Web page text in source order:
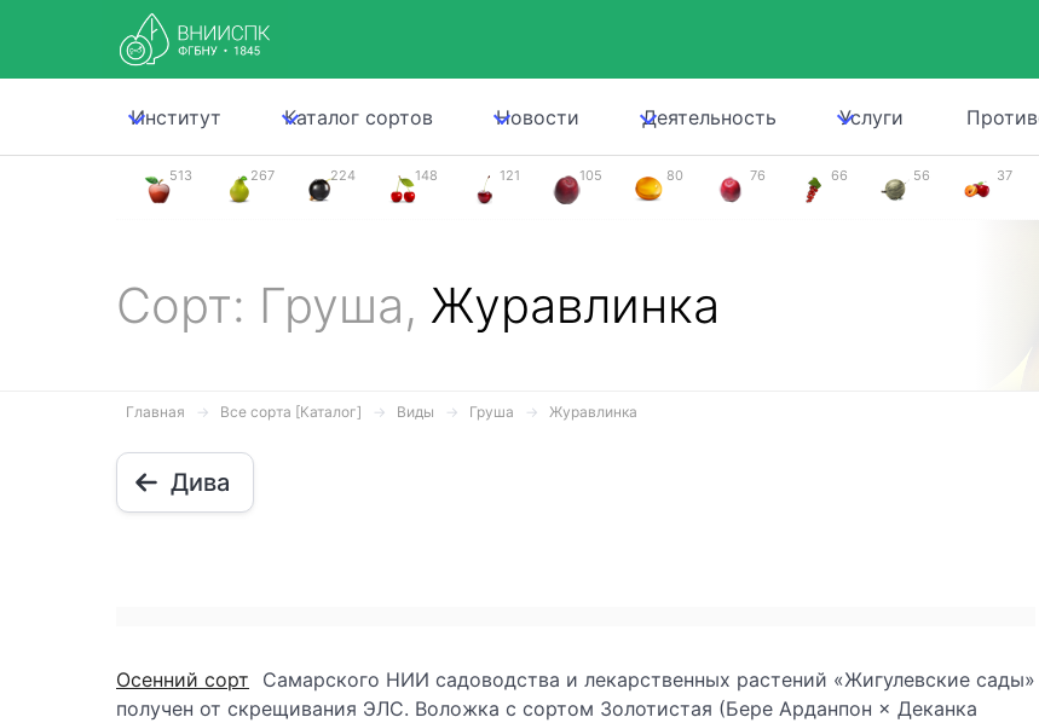
Институт Каталог сортов Новости Деятельность Услуги
513 267 224 148 121 105 80 76 66 56 37
Сорт: Груша, Журавлинка
Главная Все сорта [Каталог] Виды Груша Журавлинка
Дива
Осенний сорт
Самарского НИИ садоводства и лекарственных растений «Жигулевские сады»
получен от скрещивания ЭЛС. Воложка с сортом Золотистая (Бере Арданпон × Деканка